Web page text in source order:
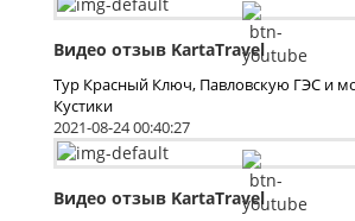
Видео отзыв KartaTravel
Тур Красный Ключ, Павловскую ГЭС и
Кустики
2021-08-24 00:40:27
Видео отзыв KartaTravel